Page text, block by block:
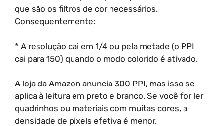
que são os filtros de cor necessários.
Consequentemente:
* A resolução cai em 1/4 ou pela metade (o PPI
cai para 150) quando o modo colorido é ativado.
A loja da Amazon anuncia 300 PPI, mas isso se
aplica à leitura em preto e branco. Se você for ler
quadrinhos ou materiais com muitas cores, a
densidade de pixels efetiva é menor.